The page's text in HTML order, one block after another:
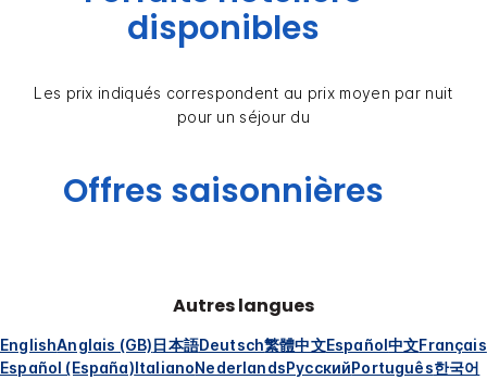
disponibles
Les prix indiqués correspondent au prix moyen par nuit
pour un séjour du
Offres saisonnières
Autres langues
EnglishAnglais (GB)日本語Deutsch繁體中文Español中文Français
Español (España)ItalianoNederlandsРусскийPortuguês한국어